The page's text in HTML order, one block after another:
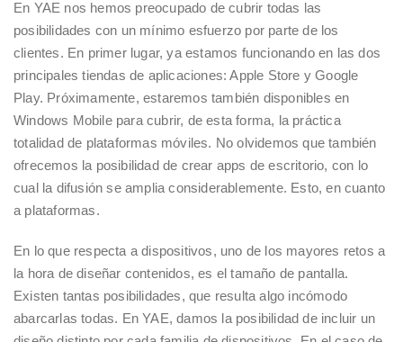
En YAE nos hemos preocupado de cubrir todas las
posibilidades con un mínimo esfuerzo por parte de los
clientes. En primer lugar, ya estamos funcionando en las dos
principales tiendas de aplicaciones: Apple Store y Google
Play. Próximamente, estaremos también disponibles en
Windows Mobile para cubrir, de esta forma, la práctica
totalidad de plataformas móviles. No olvidemos que también
ofrecemos la posibilidad de crear apps de escritorio, con lo
cual la difusión se amplia considerablemente. Esto, en cuanto
a plataformas.
En lo que respecta a dispositivos, uno de los mayores retos a
la hora de diseñar contenidos, es el tamaño de pantalla.
Existen tantas posibilidades, que resulta algo incómodo
abarcarlas todas. En YAE, damos la posibilidad de incluir un